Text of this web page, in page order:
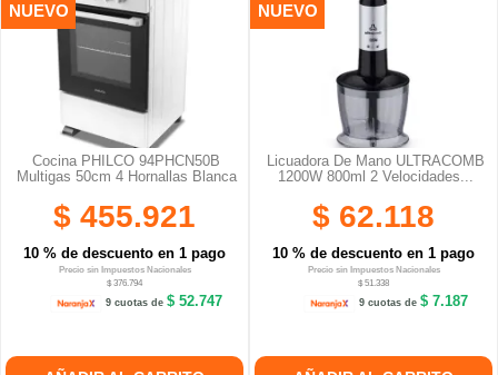
Cocina PHILCO 94PHCN50B
Multigas 50cm 4 Hornallas Blanca
$ 455.921
10 % de descuento en 1 pago
Precio sin Impuestos Nacionales
$ 376.794
9 cuotas de$ 52.747
NUEVO
Licuadora De Mano ULTRACOMB
1200W 800ml 2 Velocidades...
$ 62.118
10 % de descuento en 1 pago
Precio sin Impuestos Nacionales
$ 51.338
9 cuotas de $ 7.187
NUEVO